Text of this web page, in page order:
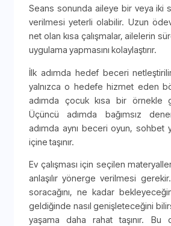
Seans sonunda aileye bir veya iki
verilmesi yeterli olabilir. Uzun
net olan kısa çalışmalar, ailelerin
uygulama yapmasını kolaylaştırır.
İlk adımda hedef beceri
yalnızca o hedefe hizmet eden
adımda çocuk kısa bir örnekle
Üçüncü adımda bağımsız
adımda aynı beceri oyun, sohbet
içine taşınır.
Ev çalışması için seçilen
anlaşılır yönerge verilmesi
soracağını, ne kadar
geldiğinde nasıl genişleteceğini
yaşama daha rahat taşınır. Bu